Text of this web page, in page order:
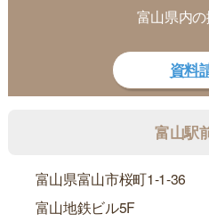
富山県内
資料
富山駅
富山県富山市桜町1-1-36
富山地鉄ビル5F